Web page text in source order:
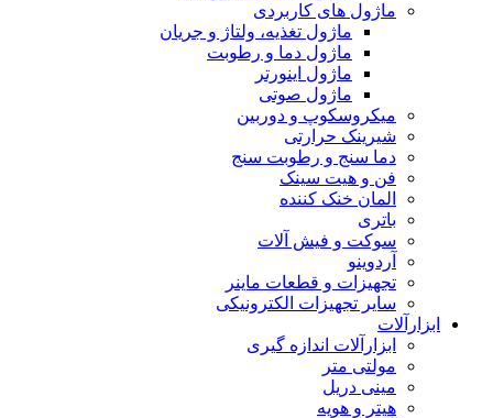
ماژول های کاربردی
ماژول تغذیه، ولتاژ و جریان
ماژول دما و رطوبت
ماژول اینورتر
ماژول صوتی
میکروسکوپ و دوربین
شیرینک حرارتی
دما سنج و رطوبت سنج
فن و هیت سینک
المان خنک کننده
باتری
سوکت و فیش آلات
آردوینو
تجهیزات و قطعات ماینر
سایر تجهیزات الکترونیکی
ابزارآلات
ابزارآلات اندازه گیری
مولتی متر
مینی دریل
هیتر و هویه